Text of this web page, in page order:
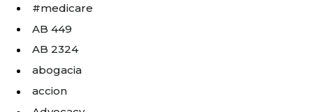
#medicare
AB 449
AB 2324
abogacia
accion